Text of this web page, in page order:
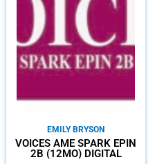
EMILY BRYSON
VOICES AME SPARK EPIN
2B (12MO) DIGITAL